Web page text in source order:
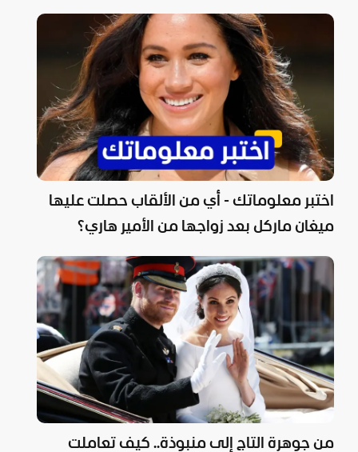
اختبر معلوماتك - أي من الألقاب حصلت عليها
ميغان ماركل بعد زواجها من الأمير هاري؟
من جوهرة التاج إلى منبوذة.. كيف تعاملت